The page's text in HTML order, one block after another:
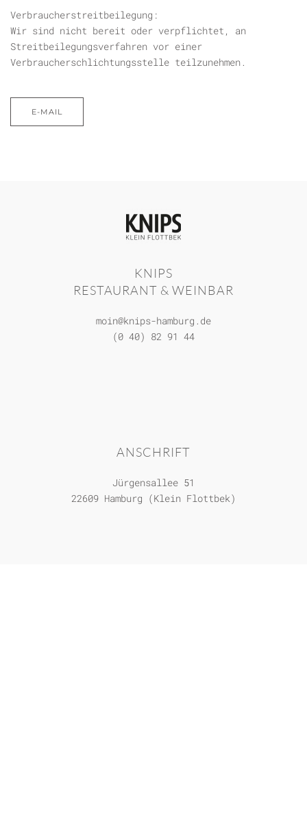
Verbraucherstreitbeilegung:
Wir sind nicht bereit oder verpflichtet, an
Streitbeilegungsverfahren vor einer
Verbraucherschlichtungsstelle teilzunehmen.
E-MAIL
ANSCHRIFT
Jürgensallee 51
22609 Hamburg (Klein Flottbek)
KNIPS
RESTAURANT & WEINBAR
moin@knips-hamburg.de
(0 40) 82 91 44